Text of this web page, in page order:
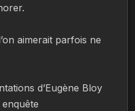
aimerait parfois ne
d’Eugène Bloy